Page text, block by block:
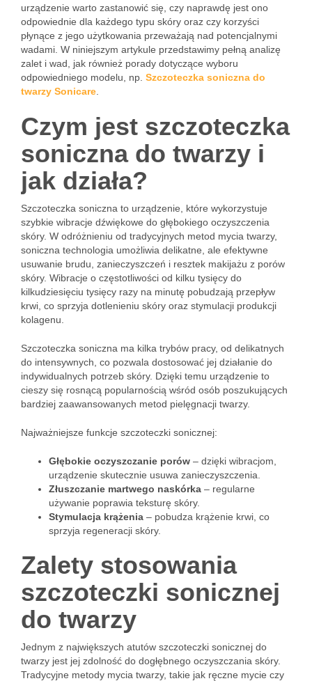
urządzenie warto zastanowić się, czy naprawdę jest ono
odpowiednie dla każdego typu skóry oraz czy korzyści
płynące z jego użytkowania przeważają nad potencjalnymi
wadami. W niniejszym artykule przedstawimy pełną analizę
zalet i wad, jak również porady dotyczące wyboru
odpowiedniego modelu, np. Szczoteczka soniczna do
twarzy Sonicare
Czym jest szczoteczka
soniczna do twarzy i
jak działa?
Szczoteczka soniczna to urządzenie, które wykorzystuje
szybkie wibracje dźwiękowe do głębokiego oczyszczenia
skóry. W odróżnieniu od tradycyjnych metod mycia twarzy,
soniczna technologia umożliwia delikatne, ale efektywne
usuwanie brudu, zanieczyszczeń i resztek makijażu z porów
skóry. Wibracje o częstotliwości od kilku tysięcy do
kilkudziesięciu tysięcy razy na minutę pobudzają przepływ
krwi, co sprzyja dotlenieniu skóry oraz stymulacji produkcji
kolagenu.
Szczoteczka soniczna ma kilka trybów pracy, od delikatnych
do intensywnych, co pozwala dostosować jej działanie do
indywidualnych potrzeb skóry. Dzięki temu urządzenie to
cieszy się rosnącą popularnością wśród osób poszukujących
bardziej zaawansowanych metod pielęgnacji twarzy.
Najważniejsze funkcje szczoteczki sonicznej:
Głębokie oczyszczanie porów – dzięki wibracjom,
urządzenie skutecznie usuwa zanieczyszczenia.
Złuszczanie martwego naskórka – regularne
używanie poprawia teksturę skóry.
Stymulacja krążenia – pobudza krążenie krwi, co
sprzyja regeneracji skóry.
Zalety stosowania
szczoteczki sonicznej
do twarzy
Jednym z największych atutów szczoteczki sonicznej do
twarzy jest jej zdolność do dogłębnego oczyszczania skóry.
Tradycyjne metody mycia twarzy, takie jak ręczne mycie czy